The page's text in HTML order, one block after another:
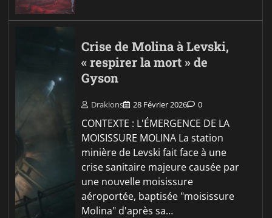
Crise de Molina à Levski,
« respirer la mort » de
Gyson
Drakions 28 Février 2026 0
CONTEXTE : L'ÉMERGENCE DE LA
MOISISSURE MOLINA La station
minière de Levski fait face à une
crise sanitaire majeure causée par
une nouvelle moisissure
aéroportée, baptisée "moisissure
Molina" d'après sa…